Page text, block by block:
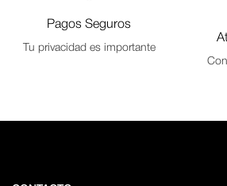
Pagos Seguros
Tu privacidad es importante